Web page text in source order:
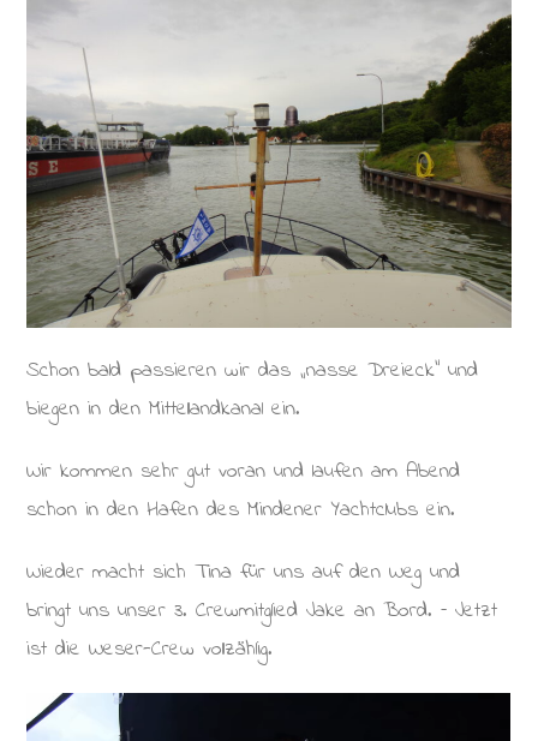
Schon bald passieren wir das „nasse Dreieck“ und
biegen in den Mittellandkanal ein.
Wir kommen sehr gut voran und laufen am Abend
schon in den Hafen des Mindener Yachtclubs ein.
Wieder macht sich Tina für uns auf den Weg und
bringt uns unser 3. Crewmitglied Jake an Bord. – Jetzt
ist die Weser-Crew vollzählig.